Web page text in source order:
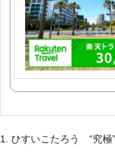
1. ひすいこたろう “究極